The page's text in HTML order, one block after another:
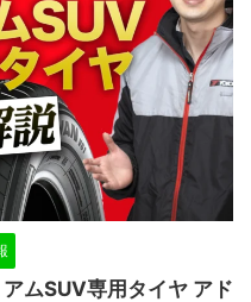
ムSUV専用タイヤ アド